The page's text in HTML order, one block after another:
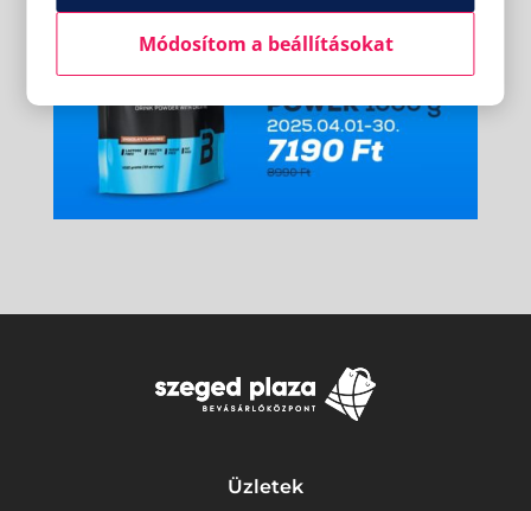
Üzletek
Módosítom a beállításokat